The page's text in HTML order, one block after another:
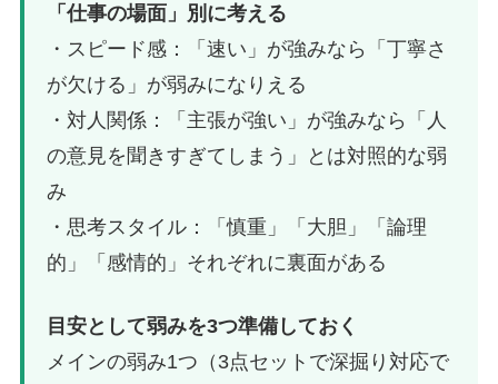
「仕事の場面」別に考える
・スピード感：「速い」が強みなら「丁寧さ
が欠ける」が弱みになりえる
・対人関係：「主張が強い」が強みなら「人
の意見を聞きすぎてしまう」とは対照的な弱
み
・思考スタイル：「慎重」「大胆」「論理
的」「感情的」それぞれに裏面がある
目安として弱みを3つ準備しておく
メインの弱み1つ（3点セットで深掘り対応で